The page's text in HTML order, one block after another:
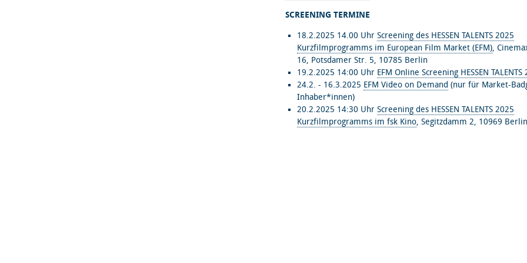
SCREENING TERMINE
18.2.2025 14.00 Uhr Screening des HESSEN TALENTS 2025
Kurzfilmprogramms im European Film Market (EFM),
16, Potsdamer Str. 5, 10785 Berlin
19.2.2025 14:00 Uhr EFM Online Screening HESSEN TALENTS
24.2. - 16.3.2025 EFM Video on Demand (nur für Market-
Inhaber*innen)
20.2.2025 14:30 Uhr Screening des HESSEN TALENTS 2025
Kurzfilmprogramms im fsk Kino, Segitzdamm 2, 10969 Berlin